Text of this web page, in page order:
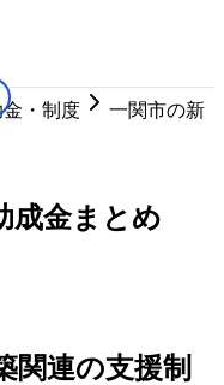
・制度
一関市の新
成金まとめ
関連の支援制